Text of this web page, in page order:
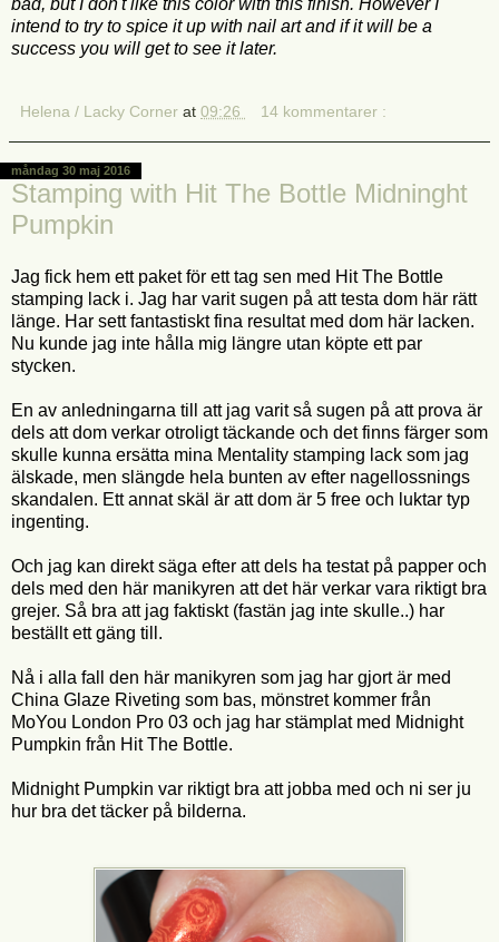
intend to try to spice it up with nail art and if it will be a
success you will get to see it later.
Helena / Lacky Corner at 09:26 14 kommentarer :
måndag 30 maj 2016
Stamping with Hit The Bottle Midninght
Pumpkin
Jag fick hem ett paket för ett tag sen med Hit The Bottle
stamping lack i. Jag har varit sugen på att testa dom här rätt
länge. Har sett fantastiskt fina resultat med dom här lacken.
Nu kunde jag inte hålla mig längre utan köpte ett par
stycken.
En av anledningarna till att jag varit så sugen på att prova är
dels att dom verkar otroligt täckande och det finns färger som
skulle kunna ersätta mina Mentality stamping lack som jag
älskade, men slängde hela bunten av efter nagellossnings
skandalen. Ett annat skäl är att dom är 5 free och luktar typ
ingenting.
Och jag kan direkt säga efter att dels ha testat på papper och
dels med den här manikyren att det här verkar vara riktigt bra
grejer. Så bra att jag faktiskt (fastän jag inte skulle..) har
beställt ett gäng till.
Nå i alla fall den här manikyren som jag har gjort är med
China Glaze Riveting som bas, mönstret kommer från
MoYou London Pro 03 och jag har stämplat med Midnight
Pumpkin från Hit The Bottle.
Midnight Pumpkin var riktigt bra att jobba med och ni ser ju
hur bra det täcker på bilderna.